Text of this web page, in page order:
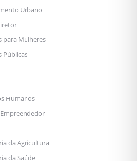
Urbano
para Mulheres
Públicas
Humanos
da Agricultura
da Saúde